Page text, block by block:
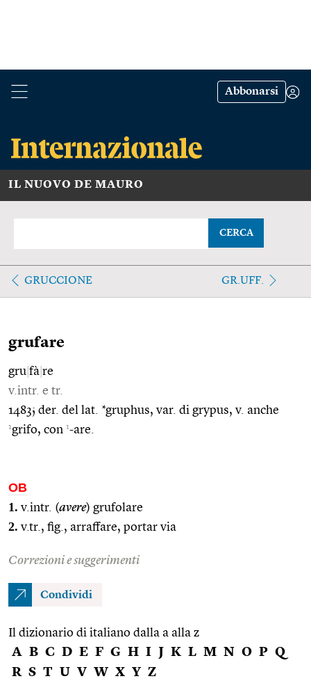
Abbonarsi
IL NUOVO DE MAURO
CERCA
GRUCCIONE GR.UFF.
grufare
gru fà re
v.intr. e tr.
1483; der. del lat. *gruphus, var. di grypus, v. anche
1grifo, con 1-are.
OB
1. v.intr. (avere) grufolare
2. v.tr., fig., arraffare, portar via
Correzioni e suggerimenti
Condividi
Il dizionario di italiano dalla a alla z
A B C D E F G H I J K L M N O P Q
R S T U V W X Y Z